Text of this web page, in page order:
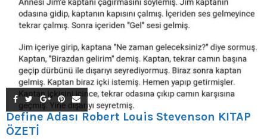
Define Adası Robert Louis Stevenson KİTAP
ÖZETİ